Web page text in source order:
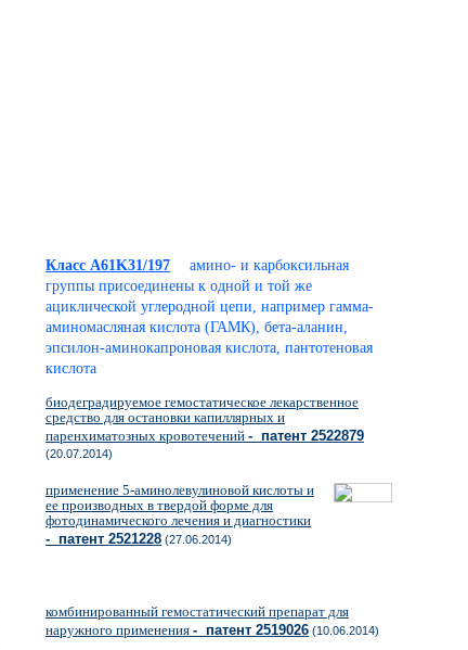
Класс A61K31/197
амино- и карбоксильная
группы присоединены к одной и той же
ациклической углеродной цепи, например гамма-
аминомасляная кислота (ГАМК), бета-аланин,
эпсилон-аминокапроновая кислота, пантотеновая
кислота
биодеградируемое гемостатическое лекарственное
средство для остановки капиллярных и
паренхиматозных кровотечений - патент 2522879
(20.07.2014)
применение 5-аминолевулиновой кислоты и
ее производных в твердой форме для
фотодинамического лечения и диагностики
- патент 2521228 (27.06.2014)
комбинированный гемостатический препарат для
наружного применения - патент 2519026 (10.06.2014)